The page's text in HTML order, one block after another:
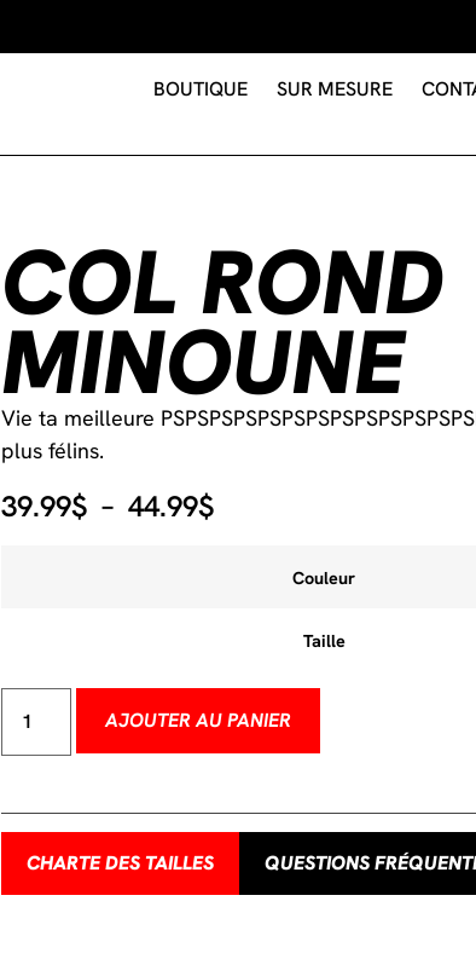
BOUTIQUE SUR MESURE
COL ROND
MINOUNE
Vie ta meilleure
plus félins.
39.99$ – 44.99$
Couleur
Taille
AJOUTER AU PANIER
CHARTE DES TAILLES QUESTIONS